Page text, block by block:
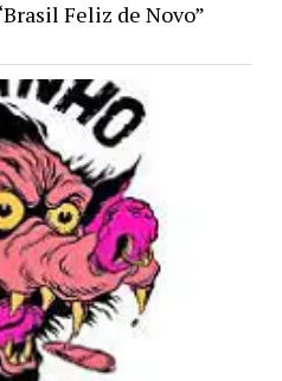
Feliz de Novo”